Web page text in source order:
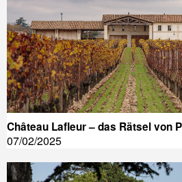
Château Lafleur – das Rätsel von
07/02/2025